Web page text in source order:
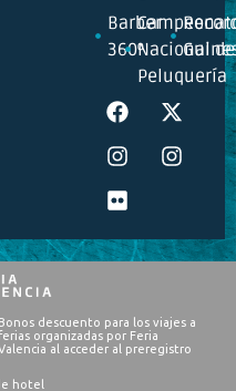
Barber
360ºNacional de
Peluquería